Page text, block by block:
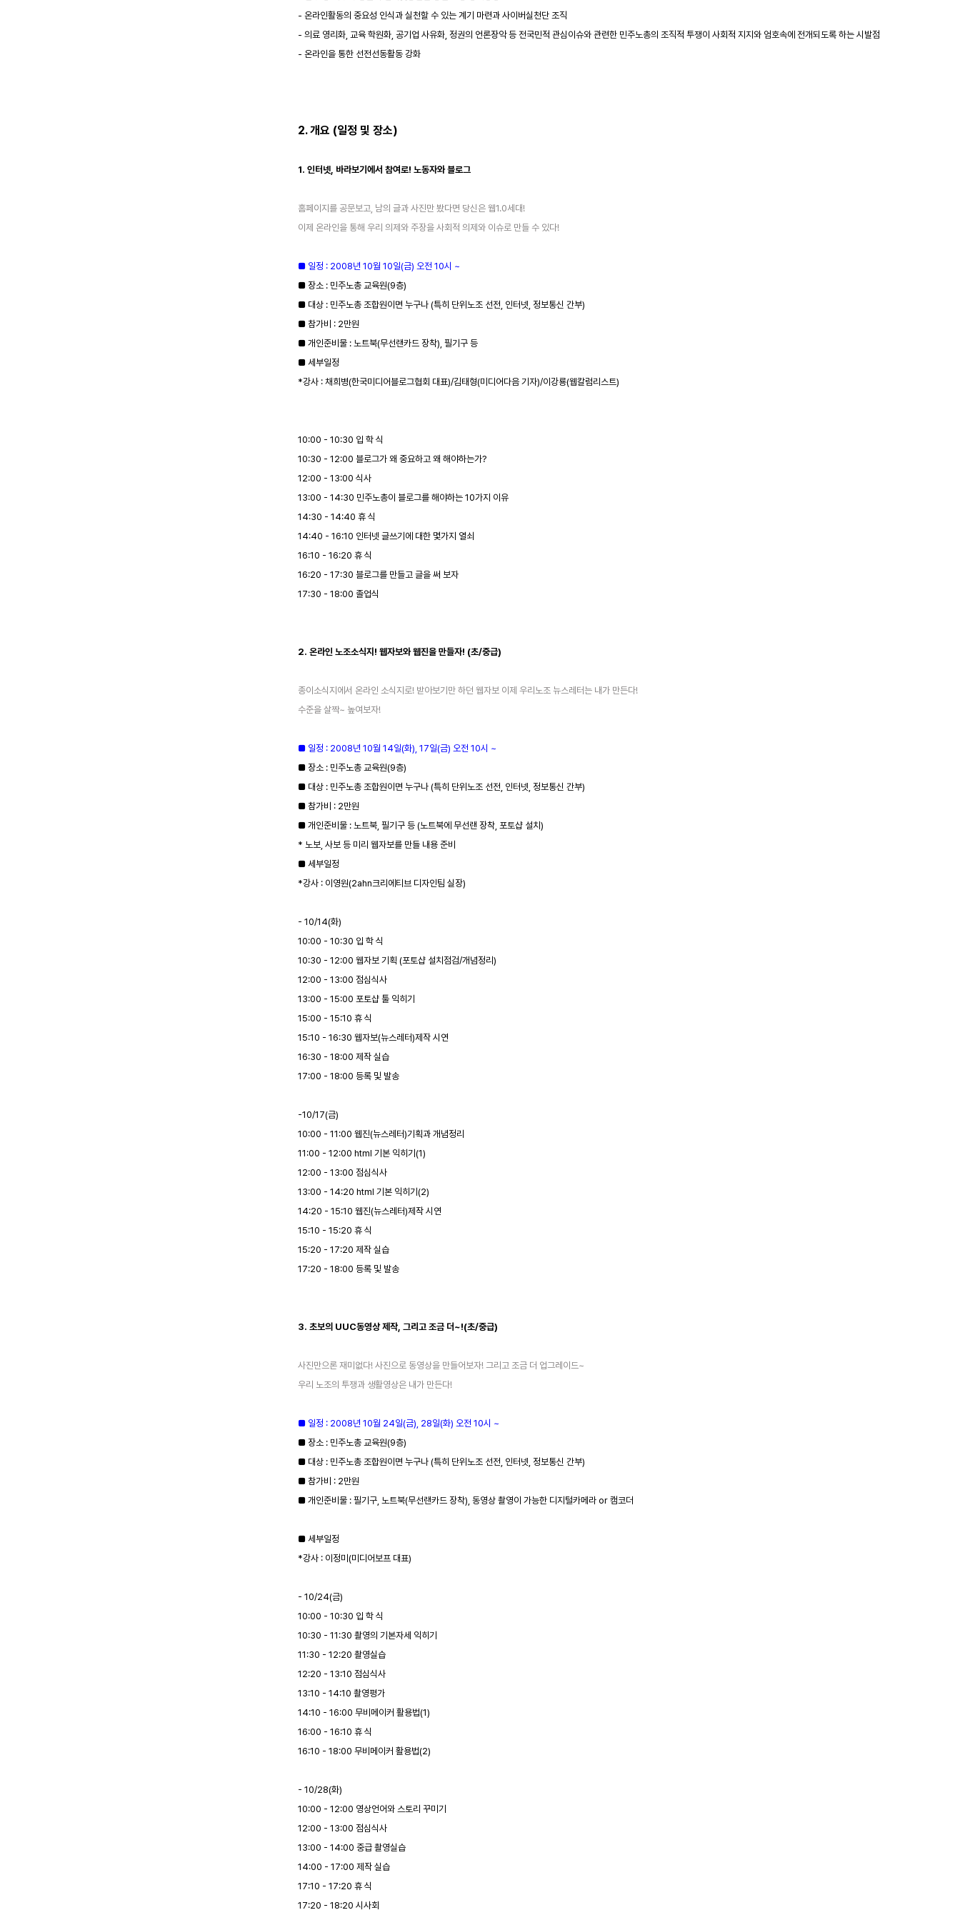
- 온라인활동의 중요성 인식과 실천할 수 있는 계기 마련과 사이버실천단 조직
- 의료 영리화, 교육 학원화, 공기업 사유화, 정권의 언론장악 등 전국민적 관심이슈와 관련한 민주노총의 조직적 투쟁이 사회적 지지와 엄호속에 전개되도록 하는 시발점
- 온라인을 통한 선전선동활동 강화
2. 개요 (일정 및 장소)
1. 인터넷, 바라보기에서 참여로! 노동자와 블로그
홈페이지를 공문보고, 남의 글과 사진만 봤다면 당신은 웹1.0세대!
이제 온라인을 통해 우리 의제와 주장을 사회적 의제와 이슈로 만들 수 있다!
■ 일정 : 2008년 10월 10일(금) 오전 10시 ~
■ 장소 : 민주노총 교육원(9층)
■ 대상 : 민주노총 조합원이면 누구나 (특히 단위노조 선전, 인터넷, 정보통신 간부)
■ 참가비 : 2만원
■ 개인준비물 : 노트북(무선랜카드 장착), 필기구 등
■ 세부일정
*강사 : 채희병(한국미디어블로그협회 대표)/김태형(미디어다음 기자)/이강룡(웹칼럼리스트)
10:00 - 10:30 입 학 식
10:30 - 12:00 블로그가 왜 중요하고 왜 해야하는가?
12:00 - 13:00 식사
13:00 - 14:30 민주노총이 블로그를 해야하는 10가지 이유
14:30 - 14:40 휴 식
14:40 - 16:10 인터넷 글쓰기에 대한 몇가지 열쇠
16:10 - 16:20 휴 식
16:20 - 17:30 블로그를 만들고 글을 써 보자
17:30 - 18:00 졸업식
2. 온라인 노조소식지! 웹자보와 웹진을 만들자! (초/중급)
종이소식지에서 온라인 소식지로! 받아보기만 하던 웹자보 이제 우리노조 뉴스레터는 내가 만든다!
수준을 살짝~ 높여보자!
■ 일정 : 2008년 10월 14일(화), 17일(금) 오전 10시 ~
■ 장소 : 민주노총 교육원(9층)
■ 대상 : 민주노총 조합원이면 누구나 (특히 단위노조 선전, 인터넷, 정보통신 간부)
■ 참가비 : 2만원
■ 개인준비물 : 노트북, 필기구 등 (노트북에 무선랜 장착, 포토샵 설치)
* 노보, 사보 등 미리 웹자보를 만들 내용 준비
■ 세부일정
*강사 : 이영원(2ahn크리에티브 디자인팀 실장)
- 10/14(화)
10:00 - 10:30 입 학 식
10:30 - 12:00 웹자보 기획 (포토샵 설치점검/개념정리)
12:00 - 13:00 점심식사
13:00 - 15:00 포토샵 툴 익히기
15:00 - 15:10 휴 식
15:10 - 16:30 웹자보(뉴스레터)제작 시연
16:30 - 18:00 제작 실습
17:00 - 18:00 등록 및 발송
-10/17(금)
10:00 - 11:00 웹진(뉴스레터)기획과 개념정리
11:00 - 12:00 html 기본 익히기(1)
12:00 - 13:00 점심식사
13:00 - 14:20 html 기본 익히기(2)
14:20 - 15:10 웹진(뉴스레터)제작 시연
15:10 - 15:20 휴 식
15:20 - 17:20 제작 실습
17:20 - 18:00 등록 및 발송
3. 초보의 UUC동영상 제작, 그리고 조금 더~!(초/중급)
사진만으론 재미없다! 사진으로 동영상을 만들어보자! 그리고 조금 더 업그레이드~
우리 노조의 투쟁과 생활영상은 내가 만든다!
■ 일정 : 2008년 10월 24일(금), 28일(화) 오전 10시 ~
■ 장소 : 민주노총 교육원(9층)
■ 대상 : 민주노총 조합원이면 누구나 (특히 단위노조 선전, 인터넷, 정보통신 간부)
■ 참가비 : 2만원
■ 개인준비물 : 필기구, 노트북(무선랜카드 장착), 동영상 촬영이 가능한 디지털카메라 or 캠코더
■ 세부일정
*강사 : 이정미(미디어보프 대표)
- 10/24(금)
10:00 - 10:30 입 학 식
10:30 - 11:30 촬영의 기본자세 익히기
11:30 - 12:20 촬영실습
12:20 - 13:10 점심식사
13:10 - 14:10 촬영평가
14:10 - 16:00 무비메이커 활용법(1)
16:00 - 16:10 휴 식
16:10 - 18:00 무비메이커 활용법(2)
- 10/28(화)
10:00 - 12:00 영상언어와 스토리 꾸미기
12:00 - 13:00 점심식사
13:00 - 14:00 중급 촬영실습
14:00 - 17:00 제작 실습
17:10 - 17:20 휴 식
17:20 - 18:20 시사회